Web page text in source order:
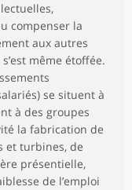
compenser la
aux autres
même étoffée.
se situent à
à des groupes
la fabrication de
et turbines, de
présentielle,
de l’emploi